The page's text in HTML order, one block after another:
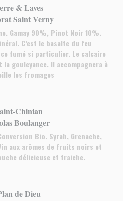
& Laves
Saint Verny
Gamay 90%, Pinot Noir 10%.
C’est le basalte du feu
fumé si particulier. Le calcaire
gouleyance. Il accompagnera à
les fromages
Chinian
Boulanger
Bio. Syrah, Grenache,
aux arômes de fruits noirs et
délicieuse et fraiche.
de Dieu